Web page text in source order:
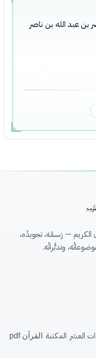
بن عبد الله بن ناصر
الكريم — رَسمُه، تجويدُه،
وتدبُّراتُه.
العشر المكتبة القرآن pdf